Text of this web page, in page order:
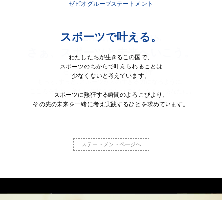
ゼビオグループステートメント
NO HEART, NO SPORTS.
スポーツで叶える。
わたしたちが生きるこの国で、
スポーツのちからで叶えられることは
少なくないと考えています。
スポーツに熱狂する瞬間のよろこびより、
その先の未来を一緒に考え実践するひとを求めています。
ステートメントページへ